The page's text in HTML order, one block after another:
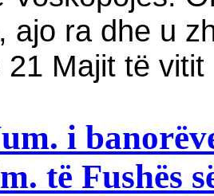
ajo ra dhe u
Majit të vitit
i
të Fushës